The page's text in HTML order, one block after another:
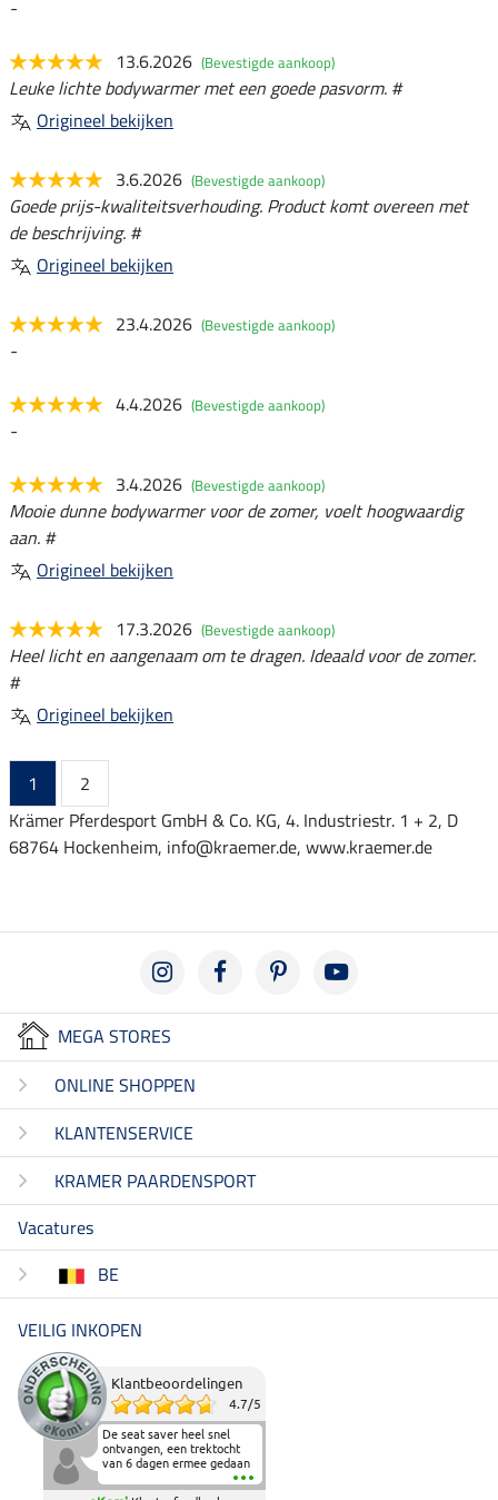
-
13.6.2026 (Bevestigde aankoop)
Leuke lichte bodywarmer met een goede pasvorm. #
Origineel bekijken
3.6.2026 (Bevestigde aankoop)
Goede prijs-kwaliteitsverhouding. Product komt overeen met
de beschrijving. #
Origineel bekijken
23.4.2026 (Bevestigde aankoop)
-
4.4.2026 (Bevestigde aankoop)
-
3.4.2026 (Bevestigde aankoop)
Mooie dunne bodywarmer voor de zomer, voelt hoogwaardig
aan. #
Origineel bekijken
17.3.2026 (Bevestigde aankoop)
Heel licht en aangenaam om te dragen. Ideaald voor de zomer.
#
Origineel bekijken
1
2
Krämer Pferdesport GmbH & Co. KG, 4. Industriestr. 1 + 2, D
68764 Hockenheim, info@kraemer.de, www.kraemer.de
MEGA STORES
ONLINE SHOPPEN
KLANTENSERVICE
KRAMER PAARDENSPORT
Vacatures
BE
VEILIG INKOPEN
Klantbeoordelingen
4.7/5
De seat saver heel snel
ontvangen, een trektocht
van 6 dagen ermee gedaan
en deze heeft de beproeving
fantastisch doorstaan.